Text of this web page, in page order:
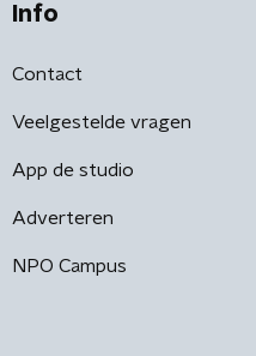
Info
Contact
Veelgestelde vragen
App de studio
Adverteren
NPO Campus